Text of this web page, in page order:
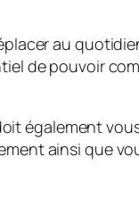
au
de pouvoir
également
ainsi que